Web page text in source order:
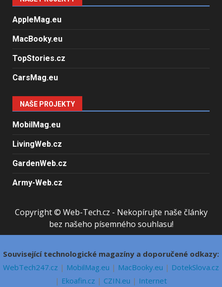
AppleMag.eu
MacBooky.eu
TopStories.cz
CarsMag.eu
NAŠE PROJEKTY
MobilMag.eu
LivingWeb.cz
GardenWeb.cz
Army-Web.cz
Copyright © Web-Tech.cz - Nekopírujte naše články
bez našeho písemného souhlasu!
Související technologické magazíny a doporučené odkazy:
WebTech247.cz | MobilMag.eu | MacBooky.eu | DotekSlova.cz
| Ekoafin.cz | CZIN.eu | Internet